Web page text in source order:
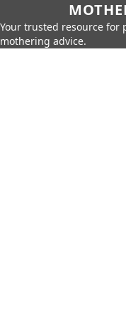
Your trusted resource for
mothering advice.